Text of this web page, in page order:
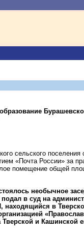
сельского
«Почта России» за
помещение общей
необычное
в суд на
в
и Кашинской